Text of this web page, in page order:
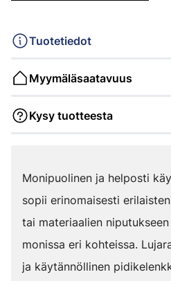
Tuotetiedot
Myymäläsaatavuus
Kysy tuotteesta
Monipuolinen ja helposti
sopii erinomaisesti
tai materiaalien
monissa eri kohteissa.
ja käytännöllinen